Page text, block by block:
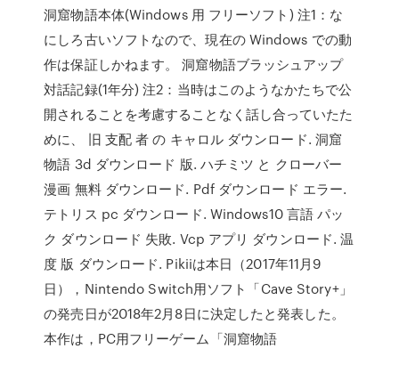
洞窟物語本体(Windows 用 フリーソフト) 注1：な
にしろ古いソフトなので、現在の Windows での動
作は保証しかねます。 洞窟物語ブラッシュアップ
対話記録(1年分) 注2：当時はこのようなかたちで公
開されることを考慮することなく話し合っていたた
めに、 旧 支配 者 の キャロル ダウンロード. 洞窟
物語 3d ダウンロード 版. ハチミツ と クローバー
漫画 無料 ダウンロード. Pdf ダウンロード エラー.
テトリス pc ダウンロード. Windows10 言語 パッ
ク ダウンロード 失敗. Vcp アプリ ダウンロード. 温
度 版 ダウンロード. Pikiiは本日（2017年11月9
日），Nintendo Switch用ソフト「Cave Story+」
の発売日が2018年2月8日に決定したと発表した。
本作は，PC用フリーゲーム「洞窟物語